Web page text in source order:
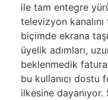
ile tam entegre
televizyon
biçimde ekrana
üyelik adımları,
beklenmedik
bu kullanıcı dostu
ilkesine